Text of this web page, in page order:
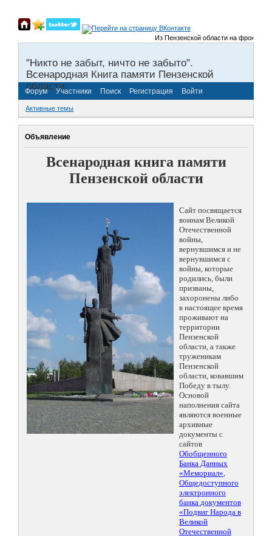
Из Пензенской области на фронты
"Никто не забыт, ничто не забыто".
Всенародная Книга памяти Пензенской
области.
Форум Участники Поиск Регистрация Войти
Активные темы
Объявление
Всенародная книга памяти
Пензенской области
Сайт посвящается
воинам Великой
Отечественной
войны,
вернувшимся и не
вернувшимся с
войны, которые
родились, были
призваны,
захоронены либо
в настоящее время
проживают на
территории
Пензенской
области, а также
труженикам
Пензенской
области, ковавшим
Победу в тылу.
Основой
наполнения сайта
являются военные
архивные
документы с
сайтов
Обобщенного
Банка Данных
«Мемориал»,
Общедоступного
электронного
банка документов
«Подвиг Народа в
Великой
Отечественной